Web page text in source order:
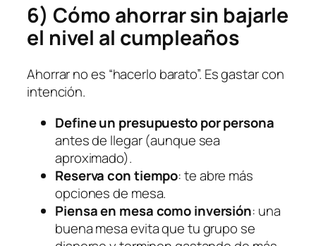
6) Cómo ahorrar sin bajarle
el nivel al cumpleaños
Ahorrar no es “hacerlo barato”. Es gastar con
intención.
Define un presupuesto por persona
antes de llegar (aunque sea
aproximado).
Reserva con tiempo: te abre más
opciones de mesa.
Piensa en mesa como inversión: una
buena mesa evita que tu grupo se